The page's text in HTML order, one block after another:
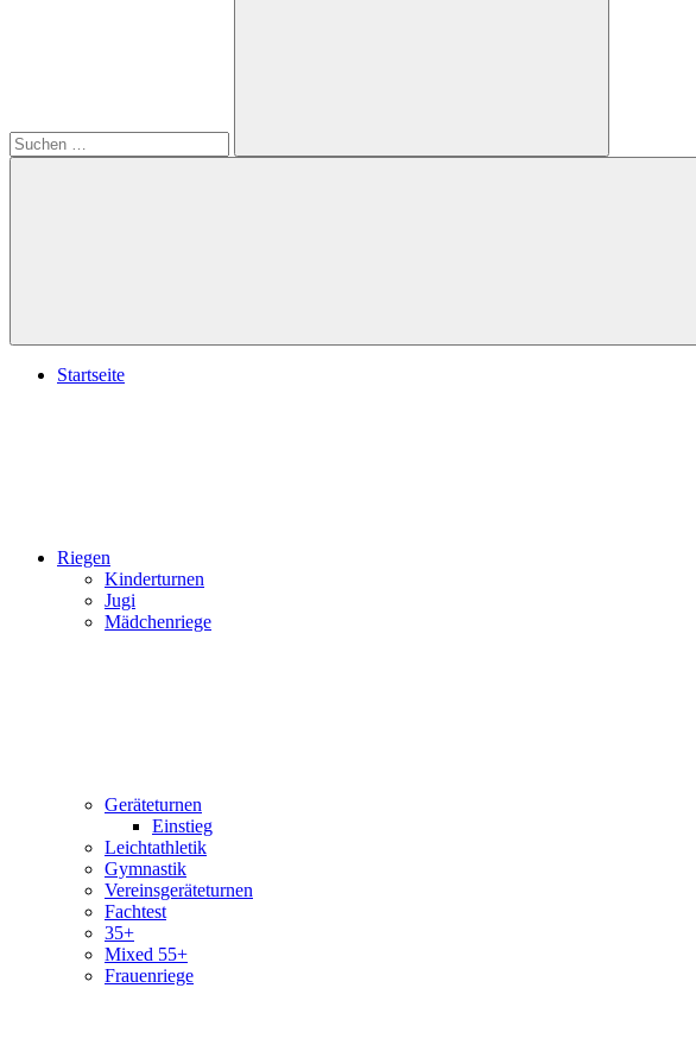
Suchen
Startseite
Riegen
Kinderturnen
Jugi
Mädchenriege
Geräteturnen
Einstieg
Leichtathletik
Gymnastik
Vereinsgeräteturnen
Fachtest
35+
Mixed 55+
Frauenriege